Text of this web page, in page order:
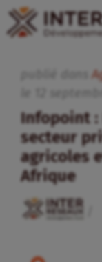
Infopoint :
secteur
agricoles
Afrique